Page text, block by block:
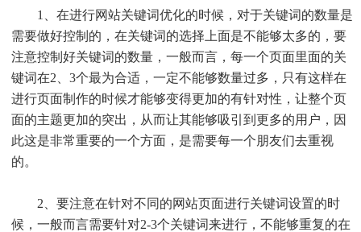
1、在进行网站关键词优化的时候，对于关键词的数量是
需要做好控制的，在关键词的选择上面是不能够太多的，要
注意控制好关键词的数量，一般而言，每一个页面里面的关
键词在2、3个最为合适，一定不能够数量过多，只有这样在
进行页面制作的时候才能够变得更加的有针对性，让整个页
面的主题更加的突出，从而让其能够吸引到更多的用户，因
此这是非常重要的一个方面，是需要每一个朋友们去重视
的。
2、要注意在针对不同的网站页面进行关键词设置的时
候，一般而言需要针对2-3个关键词来进行，不能够重复的在